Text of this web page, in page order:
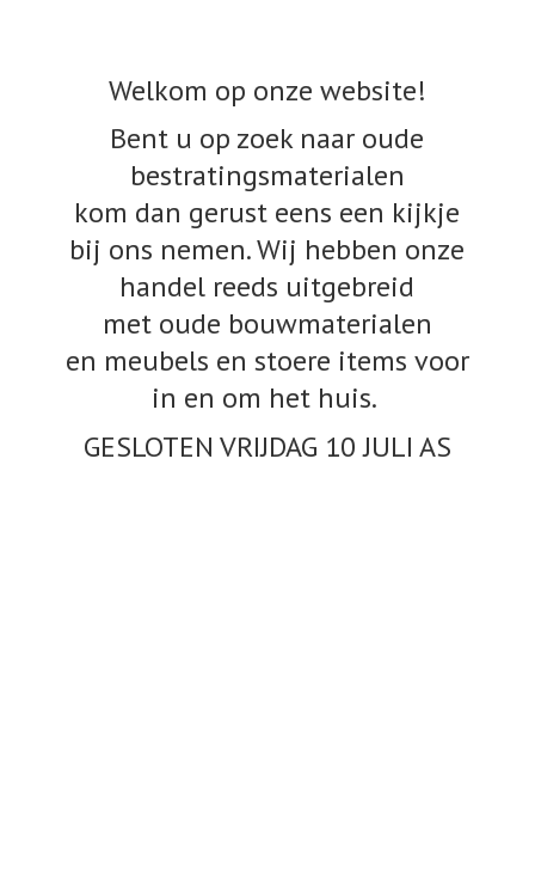
Welkom op onze website!
Bent u op zoek naar oude
bestratingsmaterialen
kom dan gerust eens een kijkje
bij ons nemen. Wij hebben onze
handel reeds uitgebreid
met oude bouwmaterialen
en meubels en stoere items voor
in en om het huis.
GESLOTEN VRIJDAG 10JULI AS